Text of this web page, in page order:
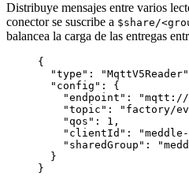
Distribuye mensajes entre varios
conector se suscribe a $share/
balancea la carga de las entregas
{
"type" : "MqttV5Reader"
"config" : {
"endpoint" : "mqtt://
"topic" : " factory/
"qos" : 1 ,
"clientId" : "
"sharedGroup" : "
}
}